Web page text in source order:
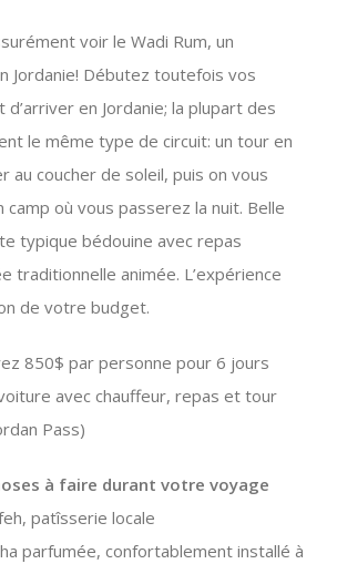
voir le Wadi Rum, un
Jordanie! Débutez toutefois vos
d’arriver en Jordanie; la plupart des
le même type de circuit: un tour en
au coucher de soleil, puis on vous
camp où vous passerez la nuit. Belle
typique bédouine avec repas
traditionnelle animée. L’expérience
de votre budget.
850$ par personne pour 6 jours
avec chauffeur, repas et tour
Pass)
à faire durant votre voyage
patîsserie locale
parfumée, confortablement installé à